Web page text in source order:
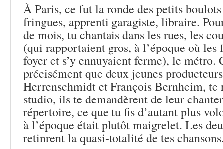
À Paris, ce fut la ronde des petits
fringues, apprenti garagiste, libraire.
de mois, tu chantais dans les rues, les
(qui rapportaient gros, à l’époque où les
foyer et s’y ennuyaient ferme), le métro.
précisément que deux jeunes
Herrenschmidt et François Bernheim, te
studio, ils te demandèrent de leur
répertoire, ce que tu fis d’autant plus
à l’époque était plutôt maigrelet. Les
retinrent la quasi-totalité de tes